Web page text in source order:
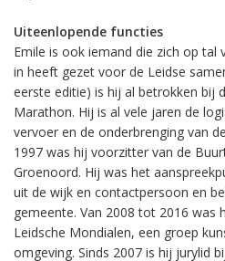
Uiteenlopende functies
Emile is ook iemand die zich op tal
in heeft gezet voor de Leidse
eerste editie) is hij al betrokken bij
Marathon. Hij is al vele jaren de
vervoer en de onderbrenging van
1997 was hij voorzitter van de
Groenoord. Hij was het
uit de wijk en contactpersoon en
gemeente. Van 2008 tot 2016 was
Leidsche Mondialen, een groep
omgeving. Sinds 2007 is hij jurylid